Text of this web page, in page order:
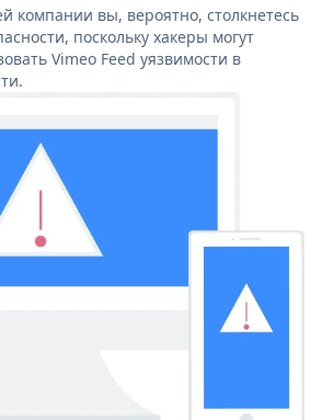
компании вы, вероятно, столкнетесь
поскольку хакеры могут
Vimeo Feed уязвимости в